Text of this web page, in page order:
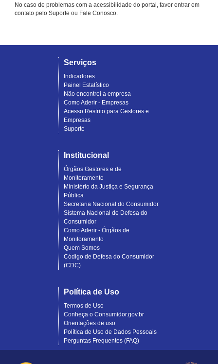
No caso de problemas com a acessibilidade do portal, favor entrar em
contato pelo Suporte ou Fale Conosco.
Serviços
Indicadores
Painel Estatístico
Não encontrei a empresa
Como Aderir - Empresas
Acesso Restrito para Gestores e
Empresas
Suporte
Institucional
Órgãos Gestores e de
Monitoramento
Ministério da Justiça e Segurança
Pública
Secretaria Nacional do Consumidor
Sistema Nacional de Defesa do
Consumidor
Como Aderir - Órgãos de
Monitoramento
Quem Somos
Código de Defesa do Consumidor
(CDC)
Política de Uso
Termos de Uso
Conheça o Consumidor.gov.br
Orientações de uso
Política de Uso de Dados Pessoais
Perguntas Frequentes (FAQ)